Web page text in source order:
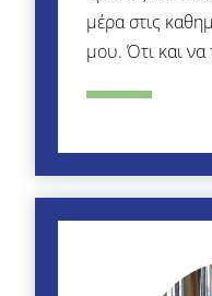
μέρα στις
μου. Ότι και να